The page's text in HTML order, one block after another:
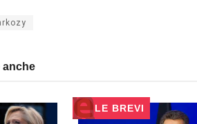
anche
LE BREVI